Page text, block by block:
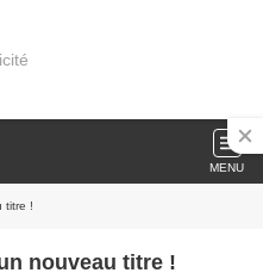
MENU
titre !
nouveau titre !